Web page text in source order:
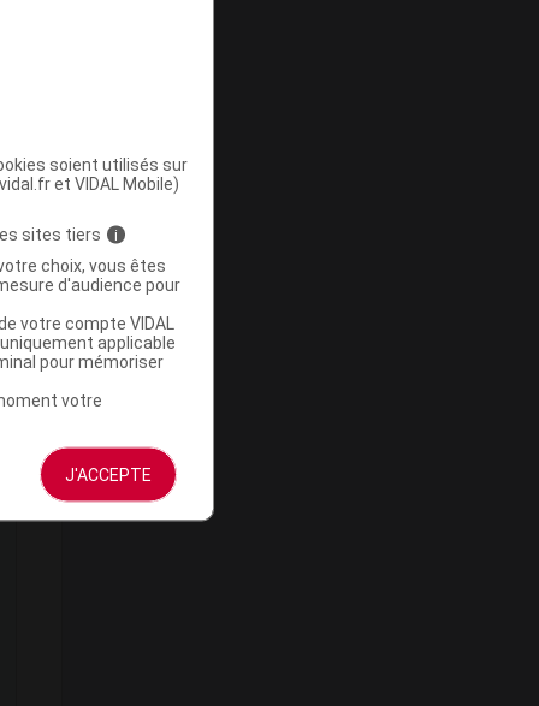
soient utilisés sur
et VIDAL Mobile)
sites tiers i
choix, vous êtes
d'audience pour
votre compte VIDAL
applicable
pour mémoriser
votre
J'ACCEPTE